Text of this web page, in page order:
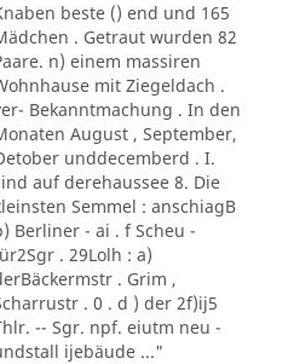
beste () end und 165
. Getraut wurden 82
n) einem massiren
mit Ziegeldach .
Bekanntmachung . In den
August , September,
unddecemberd . I.
auf derehaussee 8. Die
Semmel : anschiagB
Berliner - ai . f Scheu -
. 29Lolh : a)
. Grim ,
. 0 . d ) der 2f)ij5
-- Sgr. npf. eiutm neu -
ijebäude ..."